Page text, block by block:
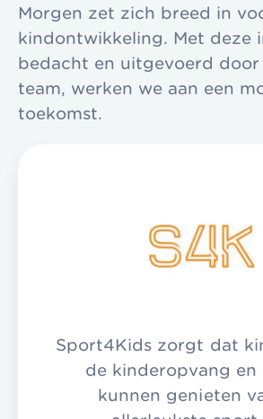
Morgen zet zich breed in
kindontwikkeling. Met deze
bedacht en uitgevoerd door
team, werken we aan een
toekomst.
Sport4Kids zorgt dat
de kinderopvang en
kunnen genieten